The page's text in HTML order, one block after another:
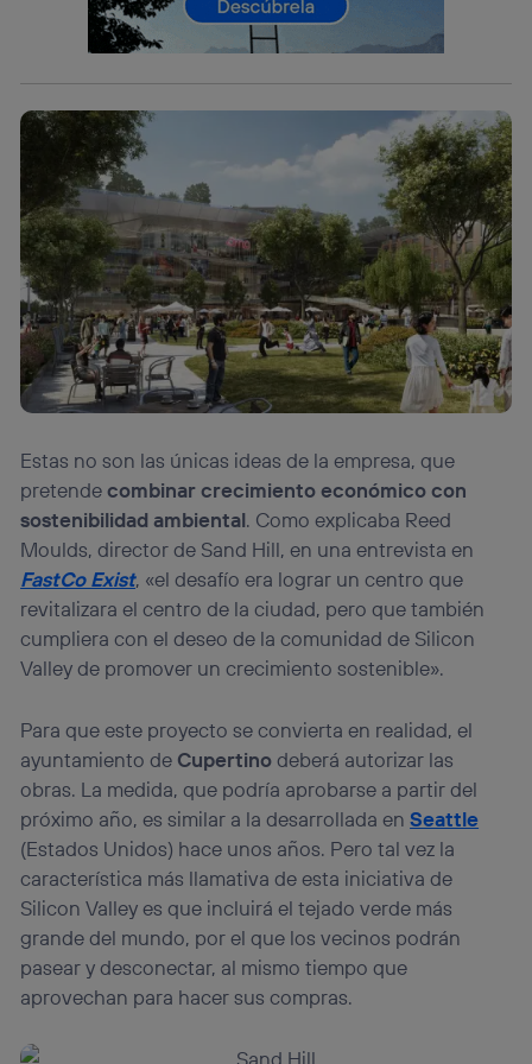
Estas no son las únicas ideas de la empresa, que
pretendecombinar crecimiento económico con
sostenibilidad ambiental. Como explicaba Reed
Moulds, director de Sand Hill, en una entrevista en
FastCo Exist, «el desafío era lograr un centro que
revitalizara el centro de la ciudad, pero que también
cumpliera con el deseo de la comunidad de Silicon
Valley de promover un crecimiento sostenible».
Para que este proyecto se convierta en realidad, el
ayuntamiento de Cupertinodeberá autorizar las
obras. La medida, que podría aprobarse a partir del
próximo año, es similar a la desarrollada enSeattle
(Estados Unidos) hace unos años. Pero tal vez la
característica más llamativa de esta iniciativa de
Silicon Valley es que incluirá el tejado verde más
grande del mundo, por el que los vecinos podrán
pasear y desconectar, al mismo tiempo que
aprovechan para hacer sus compras.
identificador. Típicamente:
Si utilizas una
conexión de banda ancha (p. ej., Wi-Fi),
actividades de navegación de los miembros del hogar
que hayan dado su consentimiento.
Si utilizasdatos móviles
, el marketing será más
personalizado, ya que se basará únicamente en la
navegación del usuario del móvil.
Puedes gestionar los consentimientos Utiq seleccionando
“Administrar Utiq” en la parte inferior de esta página web o
visitando el portal de privacidad de Utiq
(“consenthub”). Para más información, consulta
la política de privacidad de Utiq.